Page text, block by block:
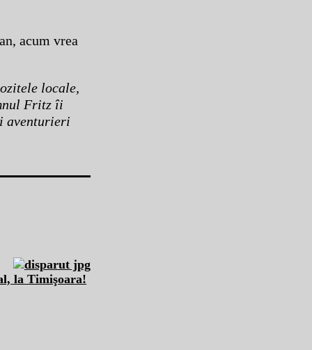
acum vrea
locale,
Fritz îi
aventurieri
la Timişoara!